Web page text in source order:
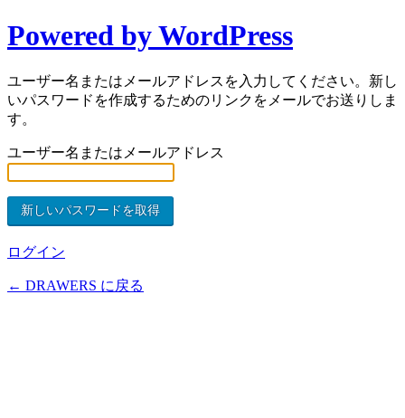
Powered by WordPress
ユーザー名またはメールアドレスを入力してください。新し
いパスワードを作成するためのリンクをメールでお送りしま
す。
ユーザー名またはメールアドレス
ログイン
← DRAWERS に戻る